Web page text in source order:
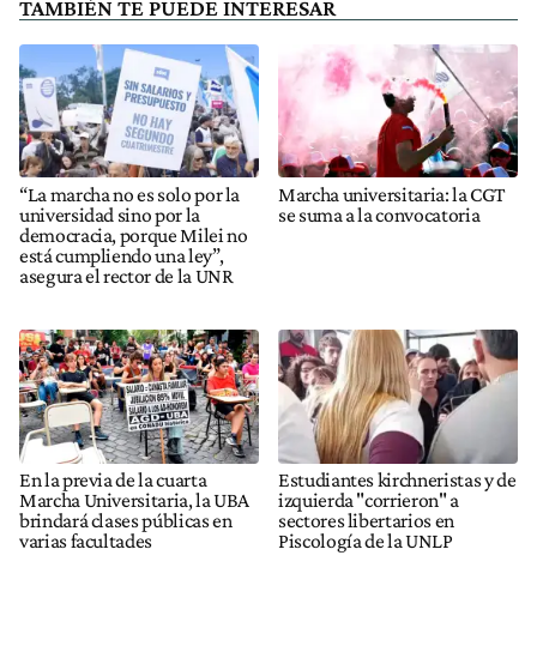
TAMBIÉN TE PUEDE INTERESAR
“La marcha no es solo por la
universidad sino por la
democracia, porque Milei no
está cumpliendo una ley”,
asegura el rector de la UNR
Marcha universitaria: la CGT
se suma a la convocatoria
En la previa de la cuarta
Marcha Universitaria, la UBA
brindará clases públicas en
varias facultades
Estudiantes kirchneristas y de
izquierda "corrieron" a
sectores libertarios en
Piscología de la UNLP